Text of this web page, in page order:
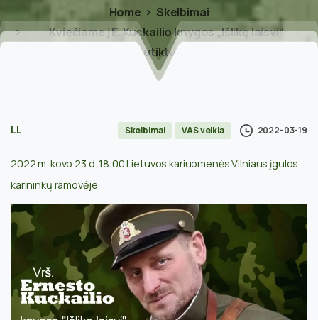
Home
Skelbimai
Kviečiame į E. Kuckailio knygos „Išlikę laisvi“
sutiktuves
LL Skelbimai VAS veikla 2022-03-19
2022 m. kovo 23 d. 18:00 Lietuvos kariuomenės Vilniaus įgulos
karininkų ramovėje